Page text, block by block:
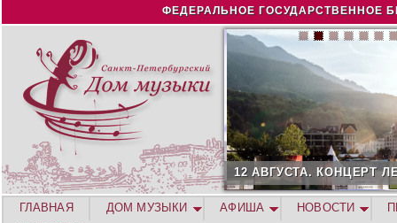
Jump to navigation
ФЕДЕРАЛЬНОЕ ГОСУДАРСТВЕННОЕ
12 АВГУСТА. КОНЦЕРТ
ГЛАВНАЯ ДОМ МУЗЫКИ АФИША НОВОСТИ